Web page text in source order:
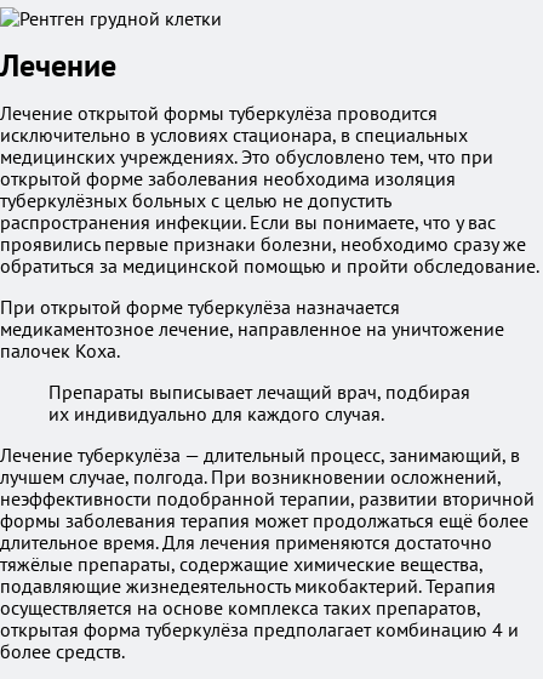
Лечение
Лечение открытой формы туберкулёза проводится
исключительно в условиях стационара, в специальных
медицинских учреждениях. Это обусловлено тем, что при
открытой форме заболевания необходима изоляция
туберкулёзных больных с целью не допустить
распространения инфекции. Если вы понимаете, что у вас
проявились первые признаки болезни, необходимо сразу же
обратиться за медицинской помощью и пройти обследование.
При открытой форме туберкулёза назначается
медикаментозное лечение, направленное на уничтожение
палочек Коха.
Препараты выписывает лечащий врач, подбирая
их индивидуально для каждого случая.
Лечение туберкулёза — длительный процесс, занимающий, в
лучшем случае, полгода. При возникновении осложнений,
неэффективности подобранной терапии, развитии вторичной
формы заболевания терапия может продолжаться ещё более
длительное время. Для лечения применяются достаточно
тяжёлые препараты, содержащие химические вещества,
подавляющие жизнедеятельность микобактерий. Терапия
осуществляется на основе комплекса таких препаратов,
открытая форма туберкулёза предполагает комбинацию 4 и
более средств.